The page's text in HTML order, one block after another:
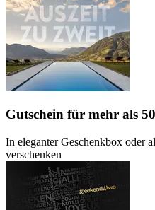
Gutschein für mehr als
In eleganter Geschenkbox oder
verschenken